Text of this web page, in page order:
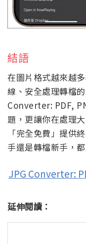
結語
在圖片格式越來越
線、安全處理轉檔
Converter: PDF,
題，更讓你在處理
「完全免費」提供
手還是轉檔新手，
JPG Converter:
延伸閱讀：